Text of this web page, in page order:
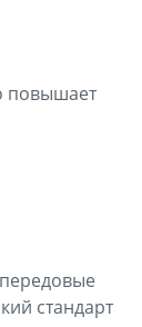
повышает
стандарт